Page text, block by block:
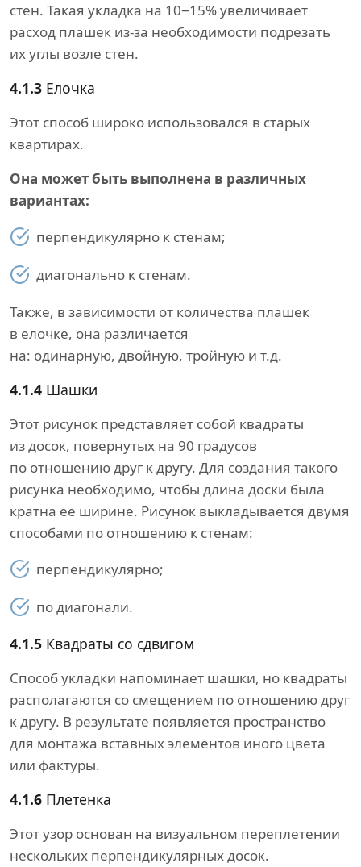
стен. Такая укладка на 10−15% увеличивает
расход плашек из-за необходимости подрезать
их углы возле стен.
4.1.3 Елочка
Этот способ широко использовался в старых
квартирах.
Она может быть выполнена в различных
вариантах:
перпендикулярно к стенам;
диагонально к стенам.
Также, в зависимости от количества плашек
в елочке, она различается
на: одинарную, двойную, тройную и т.д.
4.1.4 Шашки
Этот рисунок представляет собой квадраты
из досок, повернутых на 90 градусов
по отношению друг к другу. Для создания такого
рисунка необходимо, чтобы длина доски была
кратна ее ширине. Рисунок выкладывается двумя
способами по отношению к стенам:
перпендикулярно;
по диагонали.
4.1.5 Квадраты со сдвигом
Способ укладки напоминает шашки, но квадраты
располагаются со смещением по отношению друг
к другу. В результате появляется пространство
для монтажа вставных элементов иного цвета
или фактуры.
4.1.6 Плетенка
Этот узор основан на визуальном переплетении
нескольких перпендикулярных досок.